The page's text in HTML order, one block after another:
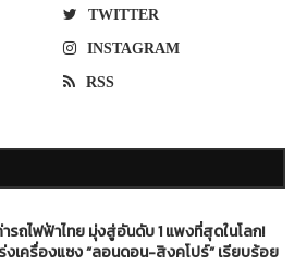
TWITTER
INSTAGRAM
RSS
รถไฟฟ้าไทย มุ่งสู่อันดับ 1 แพงที่สุดในโลก!
งเครื่องแซง “ลอนดอน-สิงคโปร์” เรียบร้อย